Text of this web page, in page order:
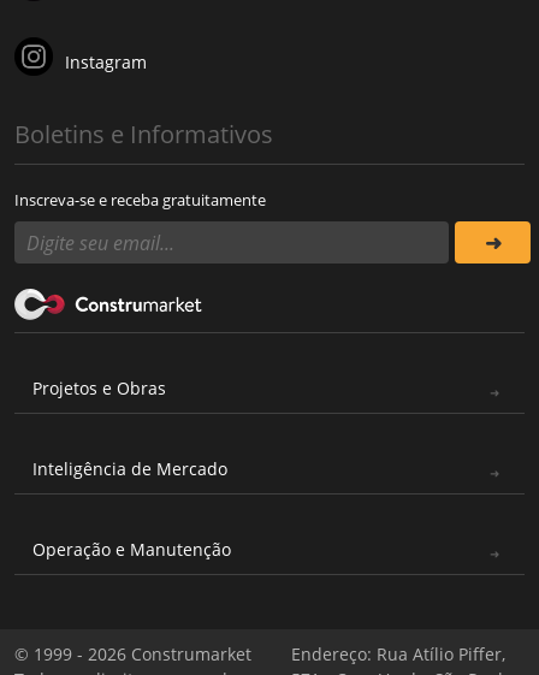
Instagram
Boletins e Informativos
Inscreva-se e receba gratuitamente
Projetos e Obras
Inteligência de Mercado
Operação e Manutenção
© 1999 - 2026 Construmarket
Endereço: Rua Atílio Piffer,